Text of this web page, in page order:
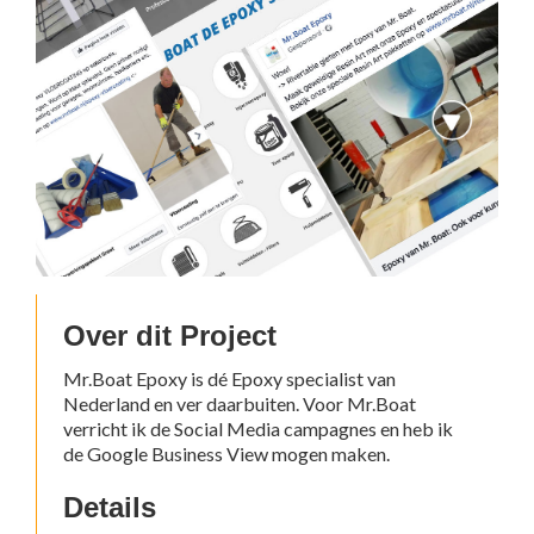
Over dit Project
Mr.Boat Epoxy is dé Epoxy specialist van
Nederland en ver daarbuiten. Voor Mr.Boat
verricht ik de Social Media campagnes en heb ik
de Google Business View mogen maken.
Details